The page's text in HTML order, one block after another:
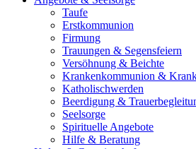
Taufe
Erstkommunion
Firmung
Trauungen & Segensfeiern
Versöhnung & Beichte
Krankenkommunion &
Katholischwerden
Beerdigung &
Seelsorge
Spirituelle Angebote
Hilfe & Beratung